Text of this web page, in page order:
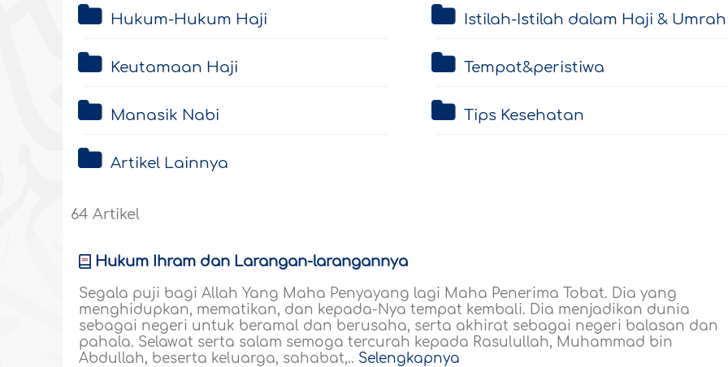
Hukum-Hukum Haji Istilah-Istilah dalam Haji & Umrah
Keutamaan Haji Tempat&peristiwa
Manasik Nabi Tips Kesehatan
Artikel Lainnya
64 Artikel
Hukum Ihram dan Larangan-larangannya
Segala puji bagi Allah Yang Maha Penyayang lagi Maha Penerima Tobat. Dia yang
menghidupkan, mematikan, dan kepada-Nya tempat kembali. Dia menjadikan dunia
sebagai negeri untuk beramal dan berusaha, serta akhirat sebagai negeri balasan dan
pahala. Selawat serta salam semoga tercurah kepada Rasulullah, Muhammad bin
Abdullah, beserta keluarga, sahabat,.. Selengkapnya